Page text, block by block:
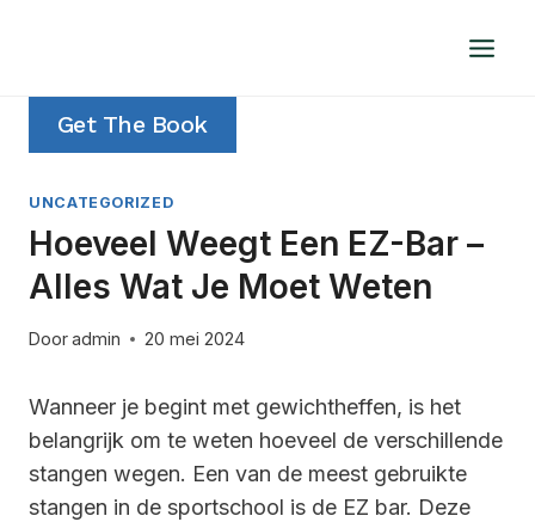
Get The Book
UNCATEGORIZED
Hoeveel Weegt Een EZ-Bar –
Alles Wat Je Moet Weten
Dooradmin 20 mei 2024
Wanneer je begint met gewichtheffen, is het
belangrijk om te weten hoeveel de verschillende
stangen wegen. Een van de meest gebruikte
stangen in de sportschool is de EZ bar. Deze